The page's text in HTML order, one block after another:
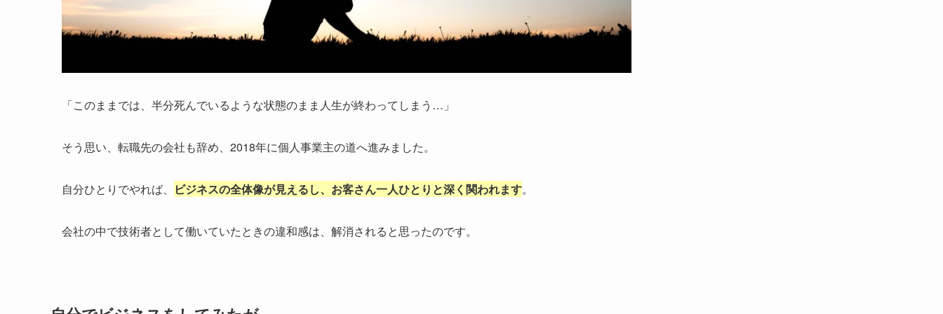
「このままでは、半分死んでいるような状態のまま人生が終わってしまう…」
そう思い、転職先の会社も辞め、2018年に個人事業主の道へ進みました。
自分ひとりでやれば、 ビジネスの全体像が見えるし、お客さん一人ひとりと深く関われます。
会社の中で技術者として働いていたときの違和感は、解消されると思ったのです。